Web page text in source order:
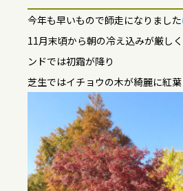
今年も早いもので師走になりました
11月末頃から朝の冷え込みが厳し
ンドでは初霜が降り
芝生ではイチョウの木が綺麗に